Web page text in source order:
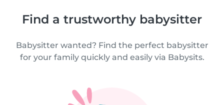
Find a trustworthy babysitter
Babysitter wanted? Find the perfect babysitter
for your family quickly and easily via Babysits.